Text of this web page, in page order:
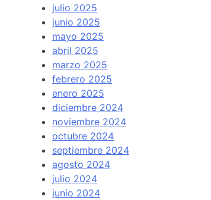
julio 2025
junio 2025
mayo 2025
abril 2025
marzo 2025
febrero 2025
enero 2025
diciembre 2024
noviembre 2024
octubre 2024
septiembre 2024
agosto 2024
julio 2024
junio 2024